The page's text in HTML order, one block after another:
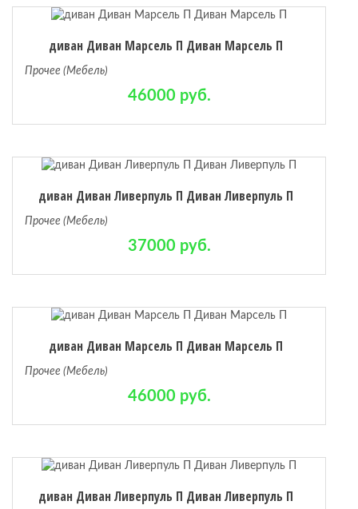
диван Диван Марсель П Диван Марсель П
Прочее (Мебель)
46000 руб.
диван Диван Ливерпуль П Диван Ливерпуль П
Прочее (Мебель)
37000 руб.
диван Диван Марсель П Диван Марсель П
Прочее (Мебель)
46000 руб.
диван Диван Ливерпуль П Диван Ливерпуль П